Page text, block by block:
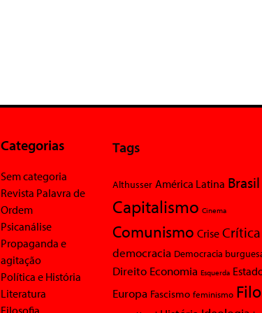
Categorias
Sem categoria
Revista Palavra de
Ordem
Psicanálise
Propaganda e
agitação
Política e História
Literatura
Tags
Althusser América Latina Brasil
Capitalismo Cinema
Comunismo Crise Crítica
democracia Democracia
Direito Economia Esquerda
Europa Fascismo feminismo